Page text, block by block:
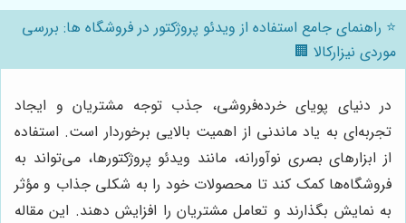
⭐️ راهنمای جامع استفاده از ویدئو پروژکتور در فروشگاه ها: بررسی
موردی نیزارکالا 🏢
در دنیای پویای خرده‌فروشی، جذب توجه مشتریان و ایجاد
تجربه‌ای به یاد ماندنی از اهمیت بالایی برخوردار است. استفاده
از ابزارهای بصری نوآورانه، مانند ویدئو پروژکتورها، می‌تواند به
فروشگاه‌ها کمک کند تا محصولات خود را به شکلی جذاب و مؤثر
به نمایش بگذارند و تعامل مشتریان را افزایش دهند. این مقاله